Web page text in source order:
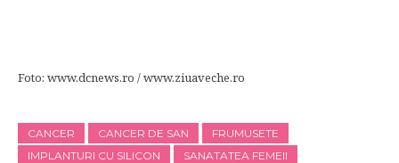
Foto: www.dcnews.ro / www.ziuaveche.ro
CANCER CANCER DE SAN
FRUMUSETE
IMPLANTURI CU SILICON
SANATATEA FEMEII